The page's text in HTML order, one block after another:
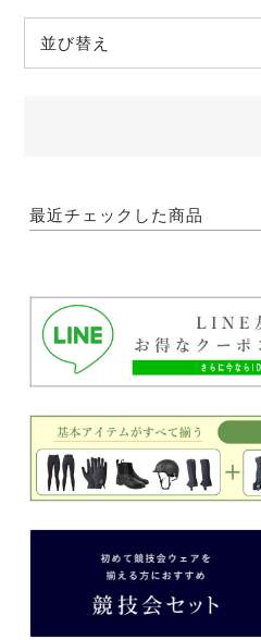
並び替え
最近チェックした商品